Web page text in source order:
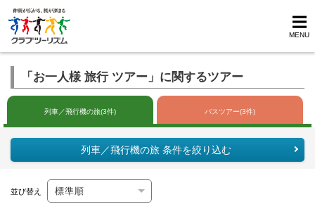
MENU
「お一人様 旅行 ツアー」に関するツアー
列車／飛行機の旅(3件) バスツアー(3件)
列車／飛行機の旅 条件を絞り込む
並び替え